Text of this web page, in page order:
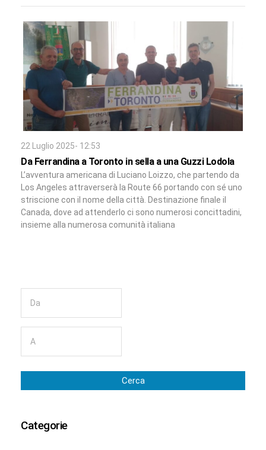
22 Luglio 2025- 12:53
Da Ferrandina a Toronto in sella a una Guzzi Lodola
L’avventura americana di Luciano Loizzo, che partendo da
Los Angeles attraverserà la Route 66 portando con sé uno
striscione con il nome della città. Destinazione finale il
Canada, dove ad attenderlo ci sono numerosi concittadini,
insieme alla numerosa comunità italiana
Cerca
Categorie